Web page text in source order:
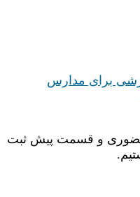
برای مدارس
و قسمت پیش ثبت